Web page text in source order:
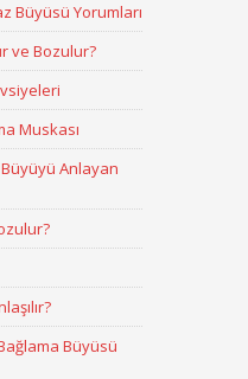
Büyüsü Yorumları
ve Bozulur?
Muskası
Anlayan
Büyüsü